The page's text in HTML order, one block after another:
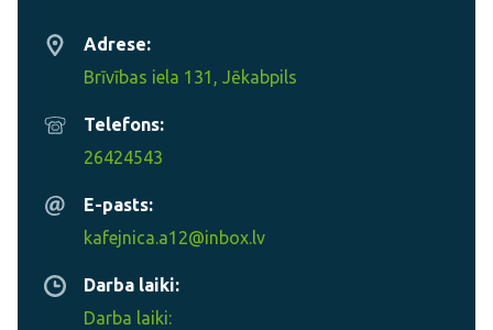
Adrese:
Brīvības iela 131, Jēkabpils
Telefons:
26424543
E-pasts:
kafejnica.a12@inbox.lv
Darba laiki:
Darba laiki: